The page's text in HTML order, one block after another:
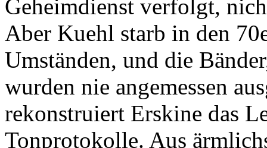
Geheimdienst verfolgt,
Aber Kuehl starb in den
Umständen, und die
wurden nie angemessen
rekonstruiert Erskine das
Tonprotokolle. Aus